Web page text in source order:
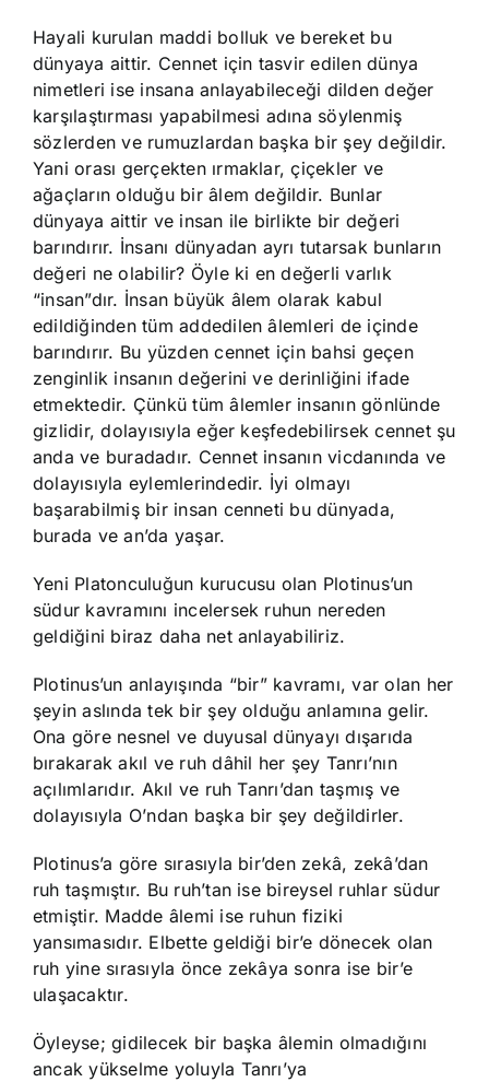
Hayali kurulan maddi bolluk ve bereket bu
dünyaya aittir. Cennet için tasvir edilen dünya
nimetleri ise insana anlayabileceği dilden değer
karşılaştırması yapabilmesi adına söylenmiş
sözlerden ve rumuzlardan başka bir şey değildir.
Yani orası gerçekten ırmaklar, çiçekler ve
ağaçların olduğu bir âlem değildir. Bunlar
dünyaya aittir ve insan ile birlikte bir değeri
barındırır. İnsanı dünyadan ayrı tutarsak bunların
değeri ne olabilir? Öyle ki en değerli varlık
“insan”dır. İnsan büyük âlem olarak kabul
edildiğinden tüm addedilen âlemleri de içinde
barındırır. Bu yüzden cennet için bahsi geçen
zenginlik insanın değerini ve derinliğini ifade
etmektedir. Çünkü tüm âlemler insanın gönlünde
gizlidir, dolayısıyla eğer keşfedebilirsek cennet şu
anda ve buradadır. Cennet insanın vicdanında ve
dolayısıyla eylemlerindedir. İyi olmayı
başarabilmiş bir insan cenneti bu dünyada,
burada ve an’da yaşar.
Yeni Platonculuğun kurucusu olan Plotinus’un
südur kavramını incelersek ruhun nereden
geldiğini biraz daha net anlayabiliriz.
Plotinus’un anlayışında “bir” kavramı, var olan her
şeyin aslında tek bir şey olduğu anlamına gelir.
Ona göre nesnel ve duyusal dünyayı dışarıda
bırakarak akıl ve ruh dâhil her şey Tanrı’nın
açılımlarıdır. Akıl ve ruh Tanrı’dan taşmış ve
dolayısıyla O’ndan başka bir şey değildirler.
Plotinus’a göre sırasıyla bir’den zekâ, zekâ’dan
ruh taşmıştır. Bu ruh’tan ise bireysel ruhlar südur
etmiştir. Madde âlemi ise ruhun fiziki
yansımasıdır. Elbette geldiği bir’e dönecek olan
ruh yine sırasıyla önce zekâya sonra ise bir’e
ulaşacaktır.
Öyleyse; gidilecek bir başka âlemin olmadığını
ancak yükselme yoluyla Tanrı’ya